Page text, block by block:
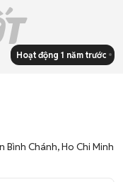
Hoạt động 1 năm trước
Chánh, Ho Chi Minh